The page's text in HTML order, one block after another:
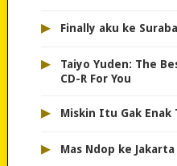
▸ Finally aku ke
▸
Taiyo Yuden: The
CD-R For You
▸ Miskin Itu Gak Enak
▸ Mas Ndop ke